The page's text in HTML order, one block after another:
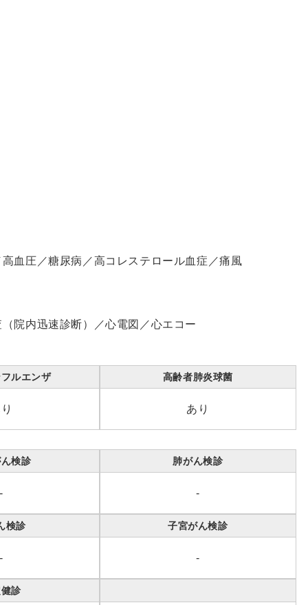
血圧／糖尿病／高コレステロール血症／痛風
院内迅速診断）／心電図／心エコー
ルエンザ 高齢者肺炎球菌
あり
検診
-
肺がん検診
-
検診
-
子宮がん検診
-
診